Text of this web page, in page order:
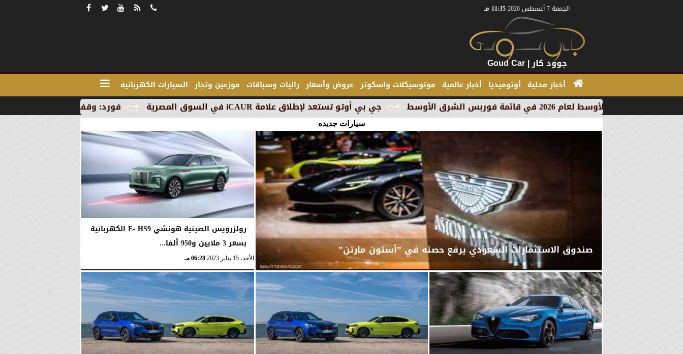
الجمعة 7 أغسطس 2026 11:35 مـ
جوود كار | Goud Car
أخبار محلية أوتوميديا أخبار عالمية موتوسيكلات واسكوتر عروض وأسعار راليات وسباقات موزعين وتجار السيارات الكهربائيه
فورد: وقف الإنتاج في رومانيا بسبب جي بي أوتو تستعد لإطلاق علامة iCAUR في السوق المصرية
سيارات جديده
صندوق الاستثمارات السعودي يرفع حصته في ”أستون مارتن”
الخميس، 9 نوفمبر 2023 08:36 مـ
رولزرويس الصينية هونشي E- HS9 الكهربائية
بسعر 3 ملايين و950 ألفا...
الأحد، 15 يناير 2023 06:28 مـ